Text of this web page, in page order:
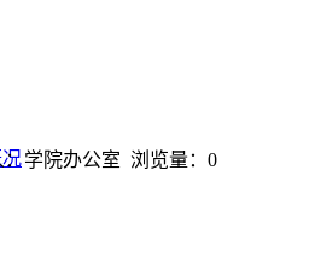
学院办公室 浏览量： 0